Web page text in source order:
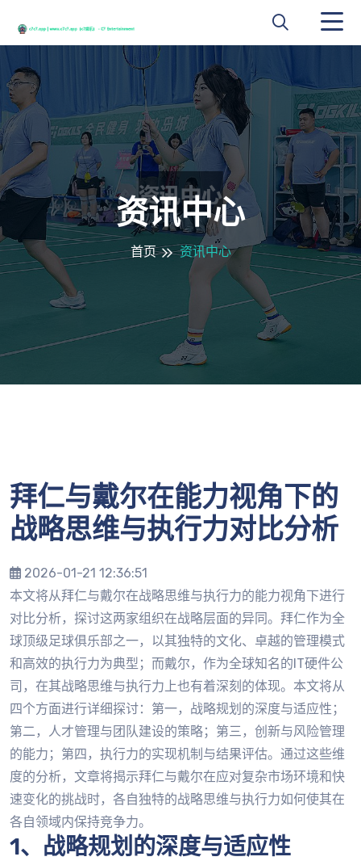
资讯中心
首页 资讯中心
拜仁与戴尔在能力视角下的
战略思维与执行力对比分析
2026-01-21 12:36:51
本文将从拜仁与戴尔在战略思维与执行力的能力视角下进行
对比分析，探讨这两家组织在战略层面的异同。拜仁作为全
球顶级足球俱乐部之一，以其独特的文化、卓越的管理模式
和高效的执行力为典型；而戴尔，作为全球知名的IT硬件公
司，在其战略思维与执行力上也有着深刻的体现。本文将从
四个方面进行详细探讨：第一，战略规划的深度与适应性；
第二，人才管理与团队建设的策略；第三，创新与风险管理
的能力；第四，执行力的实现机制与结果评估。通过这些维
度的分析，文章将揭示拜仁与戴尔在应对复杂市场环境和快
速变化的挑战时，各自独特的战略思维与执行力如何使其在
各自领域内保持竞争力。
1、战略规划的深度与适应性